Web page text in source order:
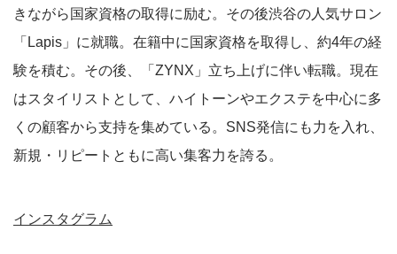
きながら国家資格の取得に励む。その後渋谷の人気サロン
「Lapis」に就職。在籍中に国家資格を取得し、約4年の経
験を積む。その後、「ZYNX」立ち上げに伴い転職。現在
はスタイリストとして、ハイトーンやエクステを中心に多
くの顧客から支持を集めている。SNS発信にも力を入れ、
新規・リピートともに高い集客力を誇る。
インスタグラム